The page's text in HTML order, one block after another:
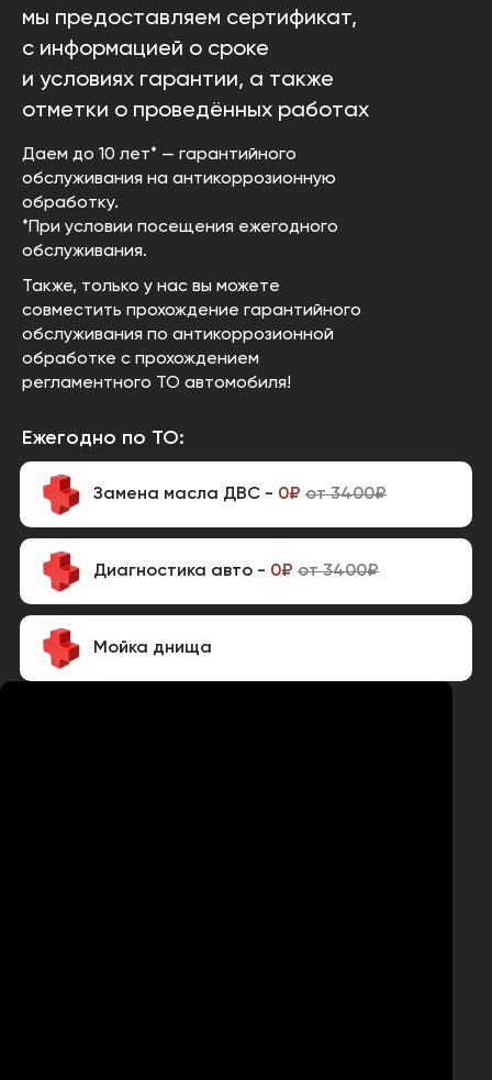
Ежегодно по ТО:
Также, только у нас вы можете
совместить прохождение гарантийного
обслуживания по антикоррозионной
обработке с прохождением
регламентного ТО автомобиля!
Даем до 10 лет* — гарантийного
обслуживания на антикоррозионную
обработку.
*При условии посещения ежегодного
обслуживания.
мы предоставляем сертификат,
с информацией о сроке
и условиях гарантии, а также
отметки о проведённых работах
Мойка днища
Диагностика авто - 0₽ от 3400₽
Замена масла ДВС - 0₽ от 3400₽